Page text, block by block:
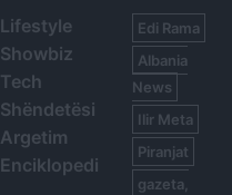
Lifestyle
Showbiz
Tech
Shëndetësi
Argetim
Enciklopedi
Edi Rama
Albania
News
Ilir Meta
Piranjat
gazeta,